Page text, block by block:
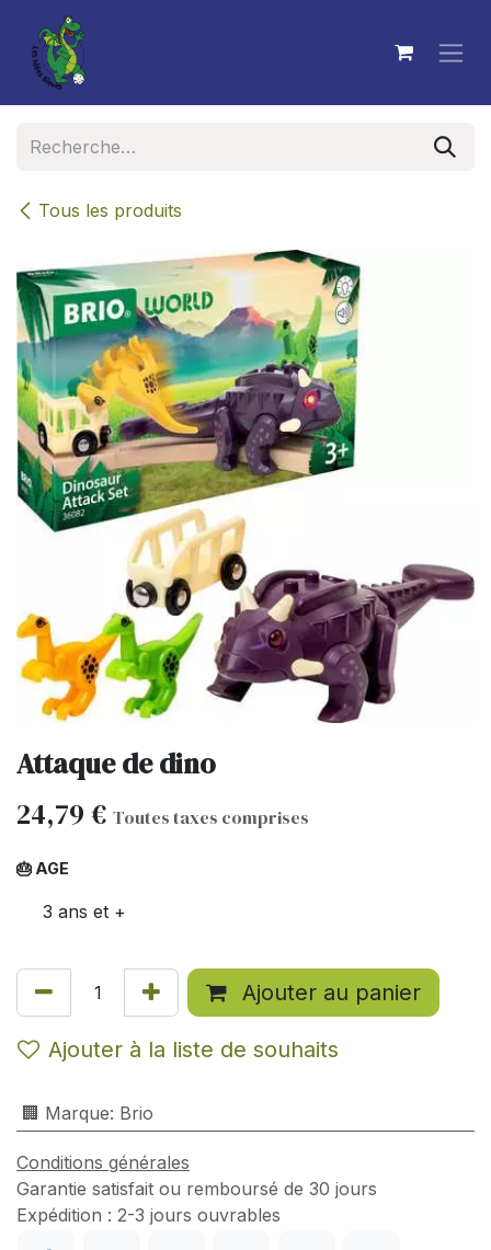
Se rendre au contenu
Tous les produits
Attaque de dino
24,79 € Toutes taxes comprises
🎂 AGE
3 ans et +
Ajouter au panier
Ajouter à la liste de souhaits
🏢 Marque: Brio
Conditions générales
Garantie satisfait ou remboursé de 30 jours
Expédition : 2-3 jours ouvrables